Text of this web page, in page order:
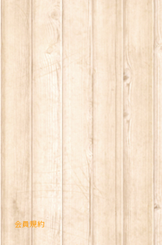
会員規約